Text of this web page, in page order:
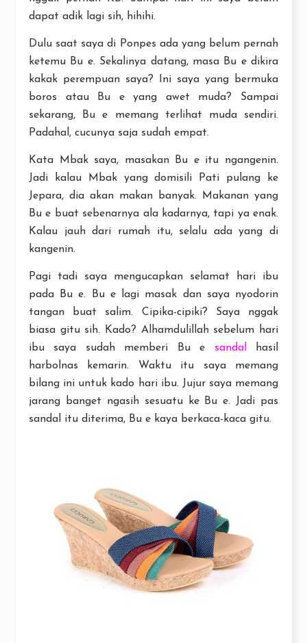
dapat adik lagi sih, hihihi.
Dulu saat saya di Ponpes ada yang belum pernah
ketemu Bu e. Sekalinya datang, masa Bu e dikira
kakak perempuan saya? Ini saya yang bermuka
boros atau Bu e yang awet muda? Sampai
sekarang, Bu e memang terlihat muda sendiri.
Padahal, cucunya saja sudah empat.
Kata Mbak saya, masakan Bu e itu ngangenin.
Jadi kalau Mbak yang domisili Pati pulang ke
Jepara, dia akan makan banyak. Makanan yang
Bu e buat sebenarnya ala kadarnya, tapi ya enak.
Kalau jauh dari rumah itu, selalu ada yang di
kangenin.
Pagi tadi saya mengucapkan selamat hari ibu
pada Bu e. Bu e lagi masak dan saya nyodorin
tangan buat salim. Cipika-cipiki? Saya nggak
biasa gitu sih. Kado? Alhamdulillah sebelum hari
ibu saya sudah memberi Bu e sandal
hasil
harbolnas kemarin. Waktu itu saya memang
bilang ini untuk kado hari ibu. Jujur saya memang
jarang banget ngasih sesuatu ke Bu e. Jadi pas
sandal itu diterima, Bu e kaya berkaca-kaca gitu.